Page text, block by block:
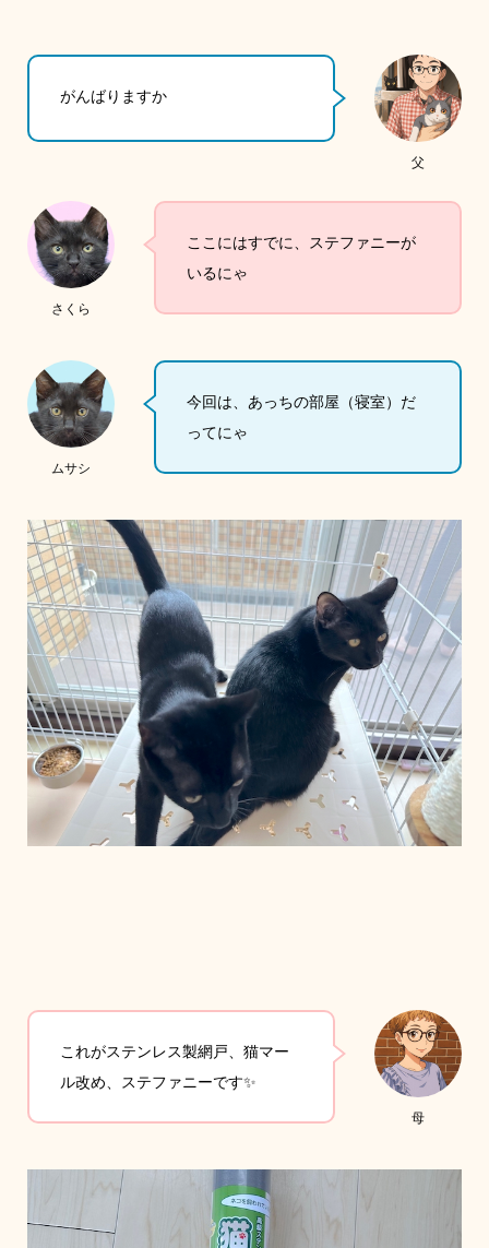
父
がんばりますか
さくら
ここにはすでに、ステファニーが
いるにゃ
ムサシ
今回は、あっちの部屋（寝室）だ
ってにゃ
母
これがステンレス製網戸、猫マー
ル改め、ステファニーです✨